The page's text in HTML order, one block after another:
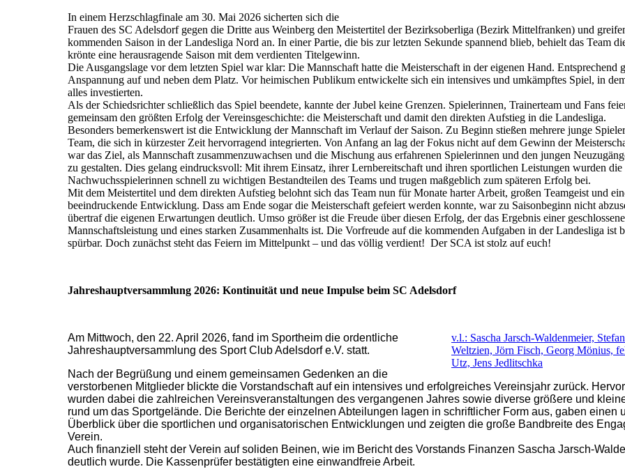
In einem Herzschlagfinale am 30. Mai 2026 sicherten sich die
Frauen des SC Adelsdorf gegen die Dritte aus Weinberg den Meistertitel der Bezirksoberliga (Bezirk Mittelfranken) und
kommenden Saison in der Landesliga Nord an. In einer Partie, die bis zur letzten Sekunde spannend blieb, behielt das Team
krönte eine herausragende Saison mit dem verdienten Titelgewinn.
Die Ausgangslage vor dem letzten Spiel war klar: Die Mannschaft hatte die Meisterschaft in der eigenen Hand. Entsprechend
Anspannung auf und neben dem Platz. Vor heimischen Publikum entwickelte sich ein intensives und umkämpftes Spiel, in
alles investierten.
Als der Schiedsrichter schließlich das Spiel beendete, kannte der Jubel keine Grenzen. Spielerinnen, Trainerteam und Fans
gemeinsam den größten Erfolg der Vereinsgeschichte: die Meisterschaft und damit den direkten Aufstieg in die Landesliga.
Besonders bemerkenswert ist die Entwicklung der Mannschaft im Verlauf der Saison. Zu Beginn stießen mehrere junge
Team, die sich in kürzester Zeit hervorragend integrierten. Von Anfang an lag der Fokus nicht auf dem Gewinn der
war das Ziel, als Mannschaft zusammenzuwachsen und die Mischung aus erfahrenen Spielerinnen und den jungen
zu gestalten. Dies gelang eindrucksvoll: Mit ihrem Einsatz, ihrer Lernbereitschaft und ihren sportlichen Leistungen wurden die
Nachwuchsspielerinnen schnell zu wichtigen Bestandteilen des Teams und trugen maßgeblich zum späteren Erfolg bei.
Mit dem Meistertitel und dem direkten Aufstieg belohnt sich das Team nun für Monate harter Arbeit, großen Teamgeist und
beeindruckende Entwicklung. Dass am Ende sogar die Meisterschaft gefeiert werden konnte, war zu Saisonbeginn nicht
übertraf die eigenen Erwartungen deutlich. Umso größer ist die Freude über diesen Erfolg, der das Ergebnis einer
Mannschaftsleistung und eines starken Zusammenhalts ist. Die Vorfreude auf die kommenden Aufgaben in der Landesliga ist
spürbar. Doch zunächst steht das Feiern im Mittelpunkt – und das völlig verdient! Der SCA ist stolz auf euch!
Jahreshauptversammlung 2026: Kontinuität und neue Impulse beim SC Adelsdorf
v.l.: Sascha Jarsch-Waldenmeier,
Weltzien, Jörn Fisch, Georg Mönius,
Utz, Jens Jedlitschka
Am Mittwoch, den 22. April 2026, fand im Sportheim die ordentliche
Jahreshauptversammlung des Sport Club Adelsdorf e.V. statt.
Nach der Begrüßung und einem gemeinsamen Gedenken an die
verstorbenen Mitglieder blickte die Vorstandschaft auf ein intensives und erfolgreiches Vereinsjahr zurück.
wurden dabei die zahlreichen Vereinsveranstaltungen des vergangenen Jahres sowie diverse größere und
rund um das Sportgelände. Die Berichte der einzelnen Abteilungen lagen in schriftlicher Form aus, gaben einen
Überblick über die sportlichen und organisatorischen Entwicklungen und zeigten die große Bandbreite des
Verein.
Auch finanziell steht der Verein auf soliden Beinen, wie im Bericht des Vorstands Finanzen Sascha Jarsch-
deutlich wurde. Die Kassenprüfer bestätigten eine einwandfreie Arbeit.